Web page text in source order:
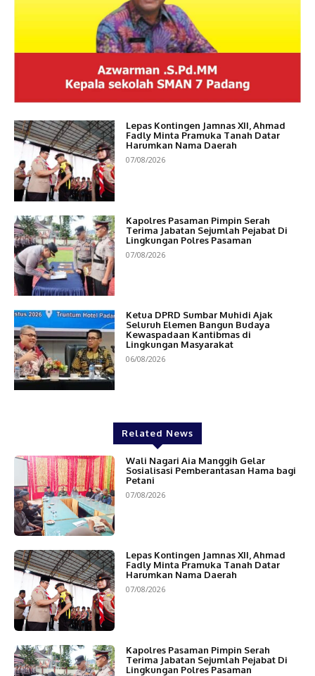
Lepas Kontingen Jamnas XII, Ahmad
Fadly Minta Pramuka Tanah Datar
Harumkan Nama Daerah
07/08/2026
Kapolres Pasaman Pimpin Serah
Terima Jabatan Sejumlah Pejabat Di
Lingkungan Polres Pasaman
07/08/2026
Ketua DPRD Sumbar Muhidi Ajak
Seluruh Elemen Bangun Budaya
Kewaspadaan Kantibmas di
Lingkungan Masyarakat
06/08/2026
Related News
Wali Nagari Aia Manggih Gelar
Sosialisasi Pemberantasan Hama bagi
Petani
07/08/2026
Lepas Kontingen Jamnas XII, Ahmad
Fadly Minta Pramuka Tanah Datar
Harumkan Nama Daerah
07/08/2026
Kapolres Pasaman Pimpin Serah
Terima Jabatan Sejumlah Pejabat Di
Lingkungan Polres Pasaman